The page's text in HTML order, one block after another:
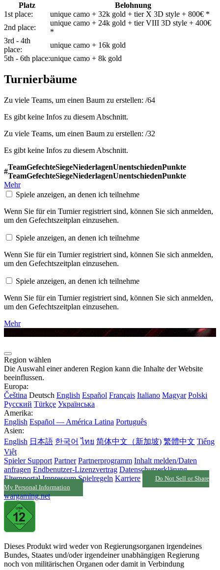
Platz
Belohnung
1st place:
unique camo + 32k gold + tier X 3D style + 800€ *
2nd place:
unique camo + 24k gold + tier VIII 3D style + 400€
*
3rd - 4th
place:
unique camo + 16k gold
5th - 6th place:unique camo + 8k gold
Turnierbäume
Zu viele Teams, um einen Baum zu erstellen: /64
Es gibt keine Infos zu diesem Abschnitt.
Zu viele Teams, um einen Baum zu erstellen: /32
Es gibt keine Infos zu diesem Abschnitt.
#
Team
Team
Gefechte
Gefechte
Siege
Siege
Niederlagen
Niederlagen
Unentschieden
Unentschieden
Punkte
Punkte
Mehr
Spiele anzeigen, an denen ich teilnehme
Wenn Sie für ein Turnier registriert sind, können Sie sich anmelden,
um den Gefechtszeitplan einzusehen.
Spiele anzeigen, an denen ich teilnehme
Wenn Sie für ein Turnier registriert sind, können Sie sich anmelden,
um den Gefechtszeitplan einzusehen.
Spiele anzeigen, an denen ich teilnehme
Wenn Sie für ein Turnier registriert sind, können Sie sich anmelden,
um den Gefechtszeitplan einzusehen.
Mehr
Region wählen
Die Auswahl einer anderen Region kann die Inhalte der Website
beeinflussen.
Europa:
Čeština Deutsch English Español Français Italiano Magyar Polski
Русский Türkçe Українська
Amerika:
English Español — América Latina Português
Asien:
English 日本語 한국어 ไทย 简体中文（新加坡) 繁體中文 Tiếng
Việt
Spieler Support Partner Partnerprogramm Inhalt melden/Daten
anfragen Endbenutzer-Lizenzvertrag Datenschutzerklärung
Elternportal Impressum Spielregeln Karriere
Do Not Sell or Share
My Personal Information
wargaming.net
Dieses Produkt wird weder von Regierungsorganen irgendeines
Bundes, Staates und/oder irgendeiner unabhängigen Regierung
noch von militärischen Organen oder damit in Verbindung